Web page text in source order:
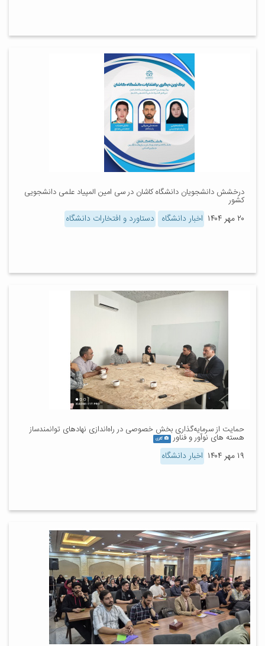
درخشش دانشجویان دانشگاه کاشان در سی امین المپیاد علمی دانشجویی
کشور
۲۰ مهر ۱۴۰۴ اخبار دانشگاه دستاورد و افتخارات دانشگاه
حمایت از سرمایه‌گذاری بخش خصوصی در راه‌اندازی نهادهای توانمندساز
هسته های نوآور و فناور گالری
۱۹ مهر ۱۴۰۴ اخبار دانشگاه